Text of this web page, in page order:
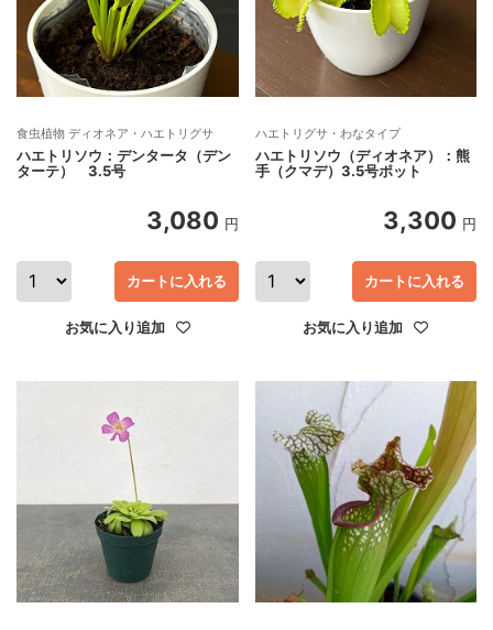
食虫植物 ディオネア・ハエトリグサ
ハエトリソウ：デンタータ（デン
ターテ） 3.5号
3,080 円
カートに入れる
お気に入り追加
ハエトリグサ・わなタイプ
ハエトリソウ（ディオネア）：熊
手（クマデ）3.5号ポット
3,300 円
カートに入れる
お気に入り追加